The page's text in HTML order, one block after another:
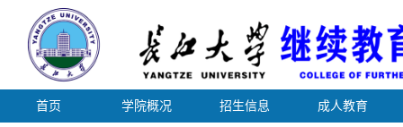
首页 学院概况 招生信息 成人教育